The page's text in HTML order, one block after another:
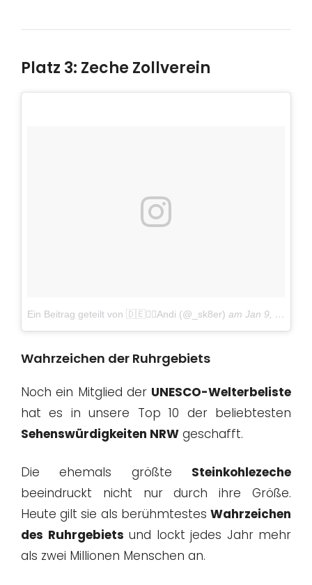
Platz 3: Zeche Zollverein
Ein Beitrag geteilt von 🇩🇪🙍‍♂️Andi (@_sk8er) am Jan 9, 2017 um 5:50 PST
Wahrzeichen der Ruhrgebiets
Noch ein Mitglied der UNESCO-Welterbeliste
hat es in unsere Top 10 der beliebtesten
Sehenswürdigkeiten NRW geschafft.
Die ehemals größte Steinkohlezeche
beeindruckt nicht nur durch ihre Größe.
Heute gilt sie als berühmtestes Wahrzeichen
des Ruhrgebiets und lockt jedes Jahr mehr
als zwei Millionen Menschen an.